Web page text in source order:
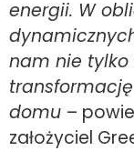
energii. W
nam nie tylko
domu –
założyciel